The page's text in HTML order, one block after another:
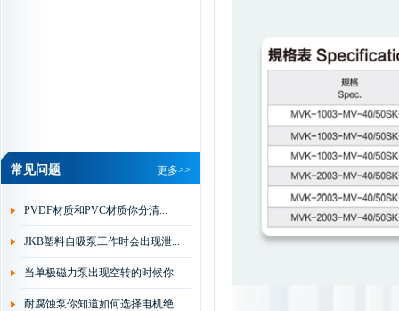
更多>>
常见问题
PVDF材质和PVC材质你分清...
JKB塑料自吸泵工作时会出现泄...
当单极磁力泵出现空转的时候你
会...
耐腐蚀泵你知道如何选择电机绝
华通电脑有限公司 刘经理
杰凯磁力泵是根据
众多用户要求，在
磁力泵的基础上吸
取国外新技术，并经公...详情
我们做化学镀过滤